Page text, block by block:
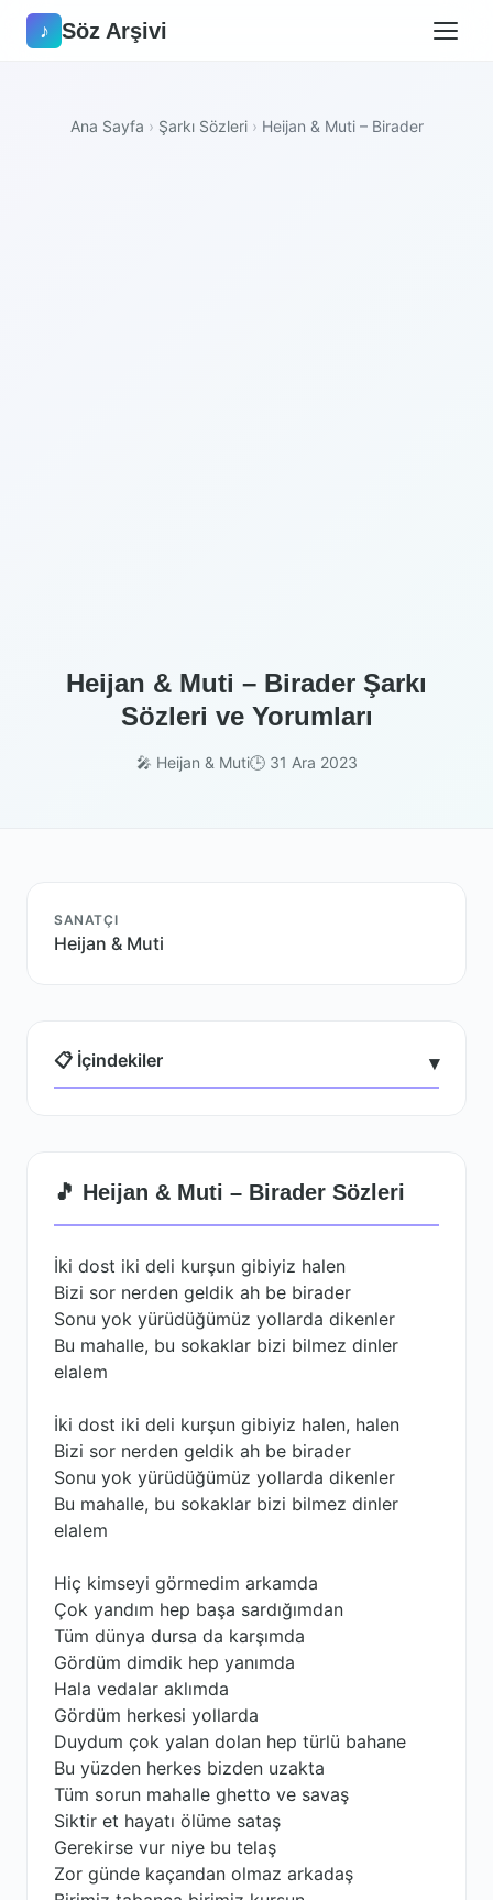
♪ Söz Arşivi
Ana Sayfa › Şarkı Sözleri › Heijan & Muti – Birader
Heijan & Muti – Birader Şarkı
Sözleri ve Yorumları
🎤 Heijan & Muti🕒 31 Ara 2023
SANATÇI
Heijan & Muti
📋 İçindekiler ▾
🎵 Heijan & Muti – Birader Sözleri
İki dost iki deli kurşun gibiyiz halen
Bizi sor nerden geldik ah be birader
Sonu yok yürüdüğümüz yollarda dikenler
Bu mahalle, bu sokaklar bizi bilmez dinler
elalem
İki dost iki deli kurşun gibiyiz halen, halen
Bizi sor nerden geldik ah be birader
Sonu yok yürüdüğümüz yollarda dikenler
Bu mahalle, bu sokaklar bizi bilmez dinler
elalem
Hiç kimseyi görmedim arkamda
Çok yandım hep başa sardığımdan
Tüm dünya dursa da karşımda
Gördüm dimdik hep yanımda
Hala vedalar aklımda
Gördüm herkesi yollarda
Duydum çok yalan dolan hep türlü bahane
Bu yüzden herkes bizden uzakta
Tüm sorun mahalle ghetto ve savaş
Siktir et hayatı ölüme sataş
Gerekirse vur niye bu telaş
Zor günde kaçandan olmaz arkadaş